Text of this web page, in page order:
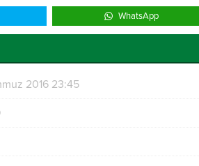
WhatsApp
2016 23:45